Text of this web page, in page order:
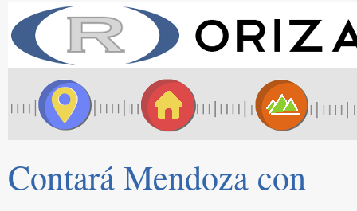
Contará Mendoza con